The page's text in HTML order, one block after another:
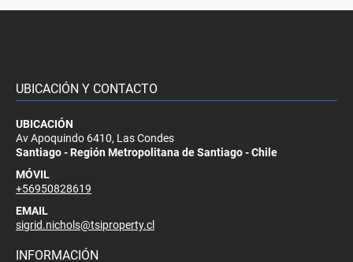
UBICACIÓN Y CONTACTO
UBICACIÓN
Av Apoquindo 6410, Las Condes
Santiago - Región Metropolitana de Santiago - Chile
MÓVIL
+56950828619
EMAIL
sigrid.nichols@tsiproperty.cl
INFORMACIÓN